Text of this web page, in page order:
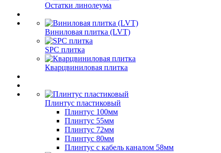
Остатки линолеума
Виниловая плитка (LVT)
SPC плитка
Кварцвиниловая плитка
Плинтус пластиковый
Плинтус 100мм
Плинтус 55мм
Плинтус 72мм
Плинтус 80мм
Плинтус с кабель каналом 58мм